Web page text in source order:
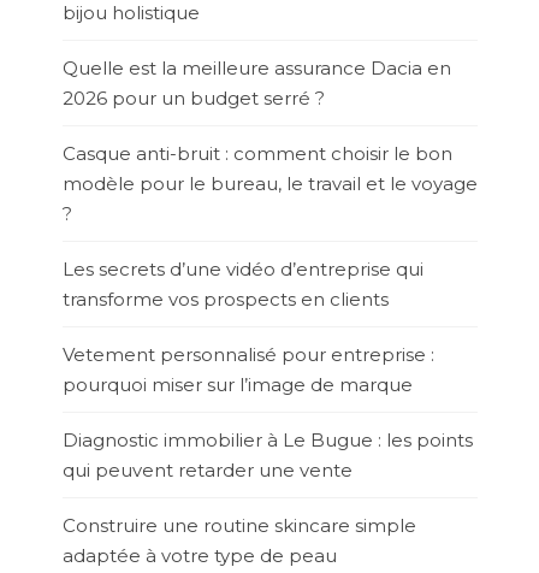
bijou holistique
Quelle est la meilleure assurance Dacia en
2026 pour un budget serré ?
Casque anti-bruit : comment choisir le bon
modèle pour le bureau, le travail et le voyage
?
Les secrets d’une vidéo d’entreprise qui
transforme vos prospects en clients
Vetement personnalisé pour entreprise :
pourquoi miser sur l’image de marque
Diagnostic immobilier à Le Bugue : les points
qui peuvent retarder une vente
Construire une routine skincare simple
adaptée à votre type de peau